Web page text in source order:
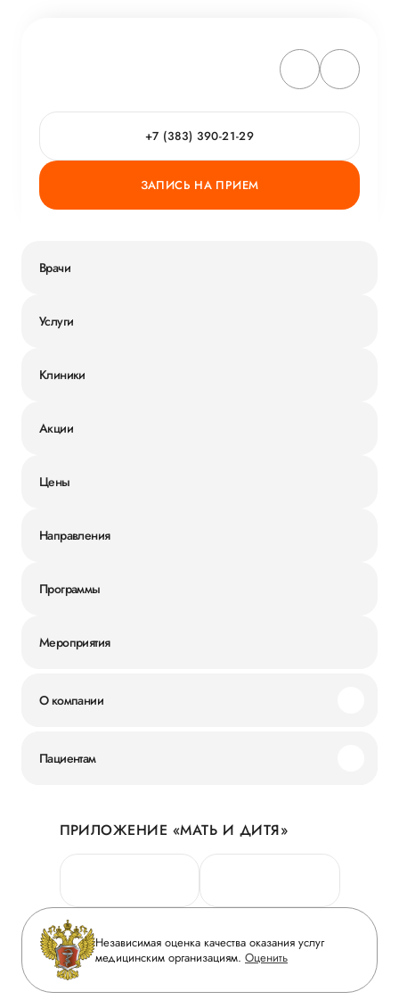
+7 (383) 390-21-29
ЗАПИСЬ НА ПРИЕМ
Врачи
Услуги
Клиники
Акции
Цены
Направления
Программы
Мероприятия
О компании
Новости
Руководство
Сотрудничество
Инвесторам
Журнал «Мать и дитя»
Вакансии
Пациентам
Личный кабинет
Персональные данные
Горячая линия качества
Вопрос-ответ
Приложение пациента
Статьи
ПРИЛОЖЕНИЕ «МАТЬ И ДИТЯ»
Независимая оценка качества оказания услуг
медицинским организациям. Оценить